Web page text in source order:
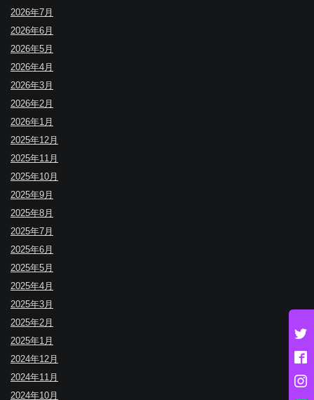
2026年7月
2026年6月
2026年5月
2026年4月
2026年3月
2026年2月
2026年1月
2025年12月
2025年11月
2025年10月
2025年9月
2025年8月
2025年7月
2025年6月
2025年5月
2025年4月
2025年3月
2025年2月
2025年1月
2024年12月
2024年11月
2024年10月